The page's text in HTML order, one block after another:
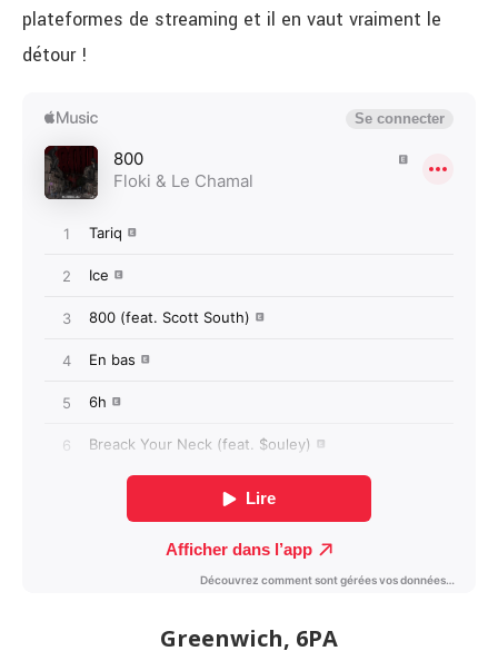
plateformes de streaming et il en vaut vraiment le
détour !
Greenwich, 6PA